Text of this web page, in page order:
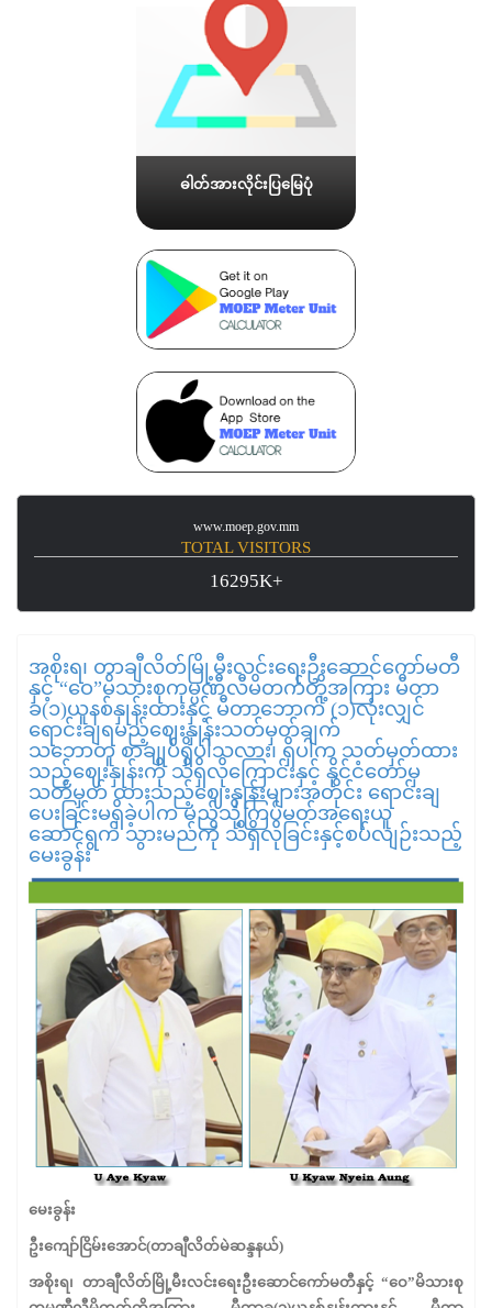
ဓါတ်အားလိုင်းပြမြေပုံ
www.moep.gov.mm
TOTAL VISITORS
16295K+
အစိုးရ၊ တာချီလိတ်မြို့မီးလင်းရေးဦးဆောင်ကော်မတီ
နှင့် “ဝေ”မိသားစုကုမ္ပဏီလီမိတက်တို့အကြား မီတာ
ခ(၁)ယူနစ်နှုန်းထားနှင့် မီတာဘောက် (၁)လုံးလျှင်
ရောင်းချရမည့်ဈေးနှုန်းသတ်မှတ်ချက်
သဘောတူ စာချုပ်ရှိပါသလား၊ ရှိပါက သတ်မှတ်ထား
သည့်ဈေးနှုန်းကို သိရှိလိုကြောင်းနှင့် နိုင်ငံတော်မှ
သတ်မှတ် ထားသည့်ဈေးနှုန်းများအတိုင်း ရောင်းချ
ပေးခြင်းမရှိခဲ့ပါက မည်သို့ကြပ်မတ်အရေးယူ
ဆောင်ရွက် သွားမည်ကို သိရှိလိုခြင်းနှင့်စပ်လျဉ်းသည့်
မေးခွန်း
မေးခွန်း
ဦးကျော်ငြိမ်းအောင်(တာချီလိတ်မဲဆန္ဒနယ်)
အစိုးရ၊ တာချီလိတ်မြို့မီးလင်းရေးဦးဆောင်ကော်မတီနှင့် “ဝေ”မိသားစု